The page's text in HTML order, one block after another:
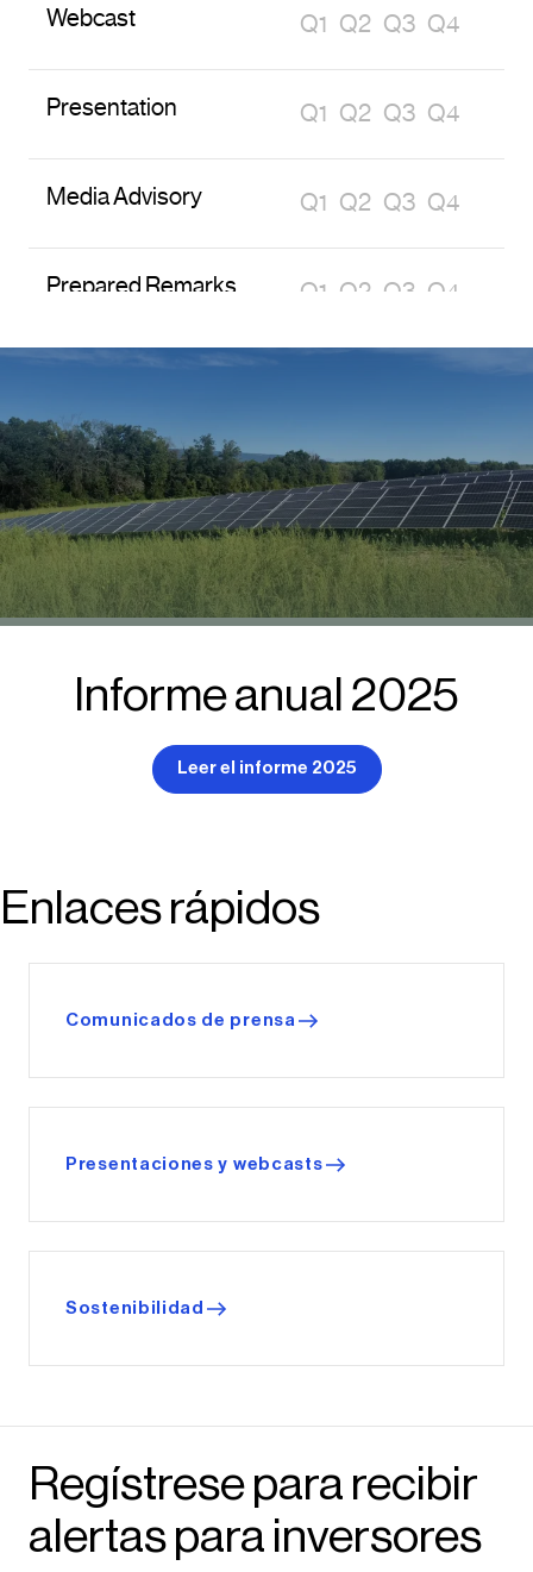
Informe anual 2025
Leer el informe 2025
Enlaces rápidos
Comunicados de prensa
Presentaciones y webcasts
Sostenibilidad
Regístrese para recibir
alertas para inversores